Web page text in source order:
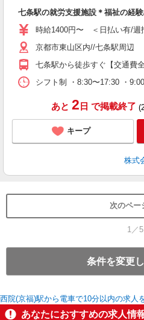
七条駅の就労支援施設＊福祉の経
時給1400円〜 ＜日払い有/週
京都市東山区内//七条駅周辺
七条駅から徒歩すぐ【交通費全
シフト制 ・8:30〜17:30 ・
あと 2 日 で掲載終了
キープ
株式
次のペー
1／5
条件を変更
西院(京福)駅から電車で10分以内の求人
あなたにおすすめの求人情